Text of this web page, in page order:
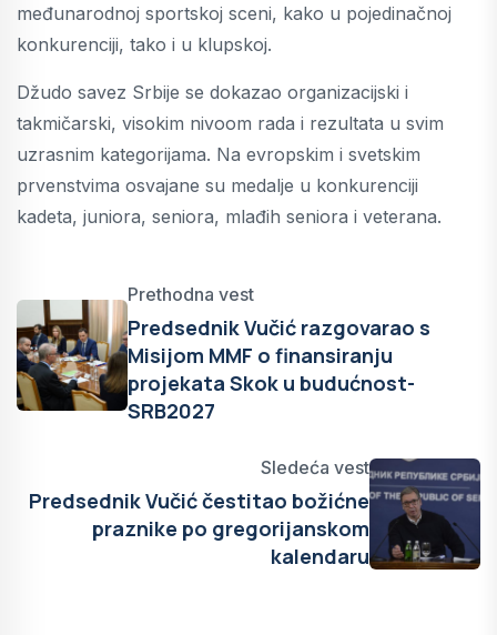
međunarodnoj sportskoj sceni, kako u pojedinačnoj
konkurenciji, tako i u klupskoj.
Džudo savez Srbije se dokazao organizacijski i
takmičarski, visokim nivoom rada i rezultata u svim
uzrasnim kategorijama. Na evropskim i svetskim
prvenstvima osvajane su medalje u konkurenciji
kadeta, juniora, seniora, mlađih seniora i veterana.
Prethodna vest
Predsednik Vučić razgovarao s
Misijom MMF o finansiranju
projekata Skok u budućnost-
SRB2027
Sledeća vest
Predsednik Vučić čestitao božićne
praznike po gregorijanskom
kalendaru